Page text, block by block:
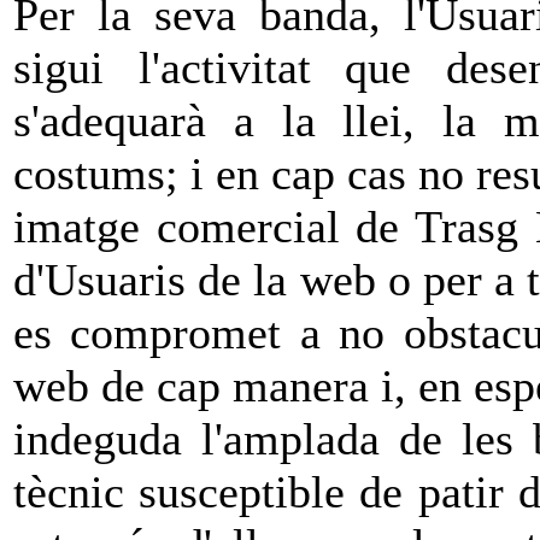
Per la seva banda,
sigui l'activitat que
s'adequarà a la llei, la
costums; i en cap cas no
imatge comercial de
d'Usuaris de la web o per a
es compromet a no
web de cap manera i, en
indeguda l'amplada de les
tècnic susceptible de patir